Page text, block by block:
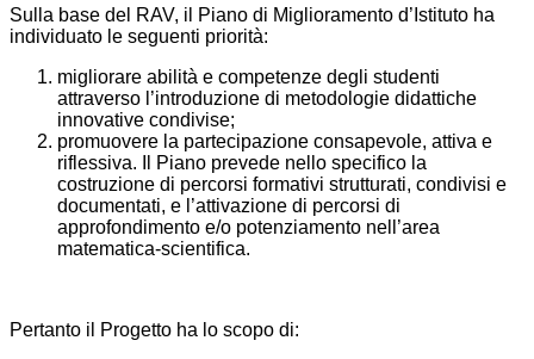
Sulla base del RAV, il Piano di Miglioramento d’Istituto ha
individuato le seguenti priorità:
migliorare abilità e competenze degli studenti
attraverso l’introduzione di metodologie didattiche
innovative condivise;
promuovere la partecipazione consapevole, attiva e
riflessiva. Il Piano prevede nello specifico la
costruzione di percorsi formativi strutturati, condivisi e
documentati, e l’attivazione di percorsi di
approfondimento e/o potenziamento nell’area
matematica-scientifica.
Pertanto il Progetto ha lo scopo di: